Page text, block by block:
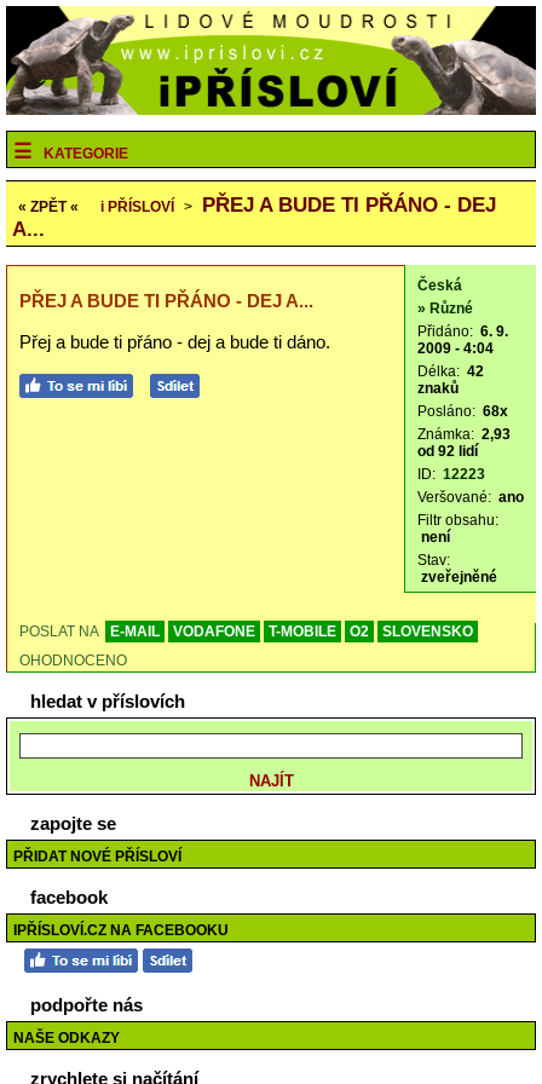
KATEGORIE
« ZPĚT « i PŘÍSLOVÍ >
PŘEJ A BUDE TI PŘÁNO - DEJ
A...
PŘEJ A BUDE TI PŘÁNO - DEJ A...
Přej a bude ti přáno - dej a bude ti dáno.
Česká
» Různé
Přidáno: 6. 9.
2009 - 4:04
Délka: 42
znaků
Posláno: 68x
Známka: 2,93
od 92 lidí
ID: 12223
Veršované: ano
Filtr obsahu:
není
Stav:
zveřejněné
POSLAT NA E-MAIL VODAFONE T-MOBILE O2
SLOVENSKO
OHODNOCENO
hledat v příslovích
zapojte se
PŘIDAT NOVÉ PŘÍSLOVÍ
facebook
IPŘÍSLOVÍ.CZ NA FACEBOOKU
podpořte nás
NAŠE ODKAZY
zrychlete si načítání